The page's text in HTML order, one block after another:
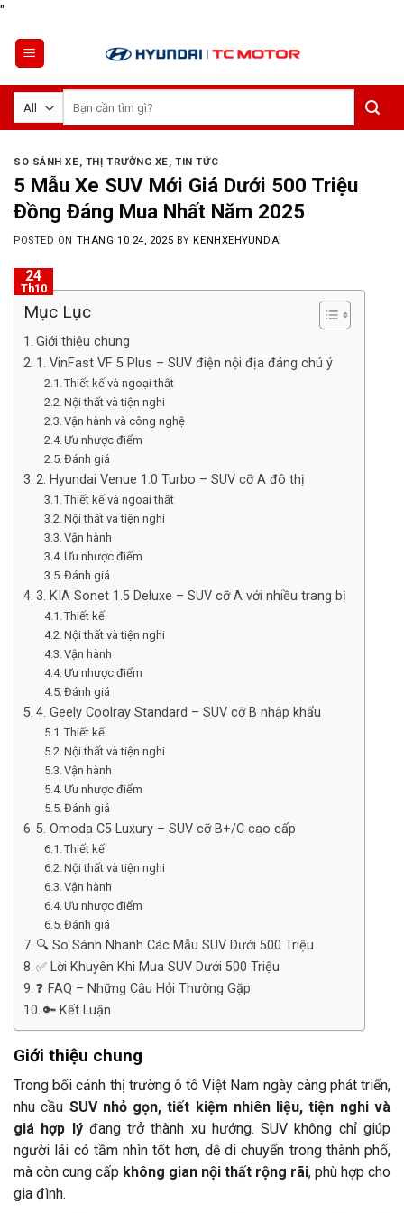
"Skip
content
kiếm:
SO SÁNH XE, THỊ TRƯỜNG XE,TIN TỨC
5 Mẫu Xe SUV Mới Giá Dưới 500 Triệu
Đồng Đáng Mua Nhất Năm 2025
POSTED ON THÁNG 10 24, 2025 BYKENHXEHYUNDAI
24
Th10
Mục Lục
Giới thiệu chung
1. VinFast VF 5 Plus – SUV điện nội địa đáng chú ý
Thiết kế và ngoại thất
Nội thất và tiện nghi
Vận hành và công nghệ
Ưu nhược điểm
Đánh giá
2. Hyundai Venue 1.0 Turbo – SUV cỡ A đô thị
Thiết kế và ngoại thất
Nội thất và tiện nghi
Vận hành
Ưu nhược điểm
Đánh giá
3. KIA Sonet 1.5 Deluxe – SUV cỡ A với nhiều trang bị
Thiết kế
Nội thất và tiện nghi
Vận hành
Ưu nhược điểm
Đánh giá
4. Geely Coolray Standard – SUV cỡ B nhập khẩu
Thiết kế
Nội thất và tiện nghi
Vận hành
Ưu nhược điểm
Đánh giá
5. Omoda C5 Luxury – SUV cỡ B+/C cao cấp
Thiết kế
Nội thất và tiện nghi
Vận hành
Ưu nhược điểm
Đánh giá
🔍 So Sánh Nhanh Các Mẫu SUV Dưới 500 Triệu
✅ Lời Khuyên Khi Mua SUV Dưới 500 Triệu
❓ FAQ – Những Câu Hỏi Thường Gặp
🔑 Kết Luận
Giới thiệu chung
Trong bối cảnh thị trường ô tô Việt Nam ngày càng phát triển,
nhu cầu SUV nhỏ gọn, tiết kiệm nhiên liệu, tiện nghi và
giá hợp lýđang trở thành xu hướng. SUV không chỉ giúp
người lái có tầm nhìn tốt hơn, dễ di chuyển trong thành phố,
mà còn cung cấp không gian nội thất rộng rãi, phù hợp cho
gia đình.